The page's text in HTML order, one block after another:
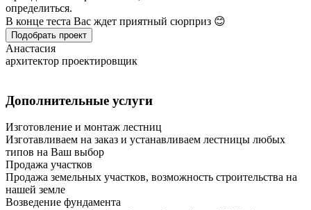
определиться.
В конце теста Вас ждет приятный сюрприз 😊
Подобрать проект
Анастасия
архитектор проектировщик
Дополнительные услуги
Изготовление и монтаж лестниц
Изготавливаем на заказ и устанавливаем лестницы любых
типов на Ваш выбор
Продажа участков
Продажа земельных участков, возможность строительства на
нашей земле
Возведение фундамента